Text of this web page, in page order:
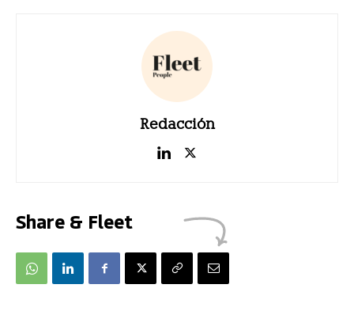
Redacción
Share & Fleet